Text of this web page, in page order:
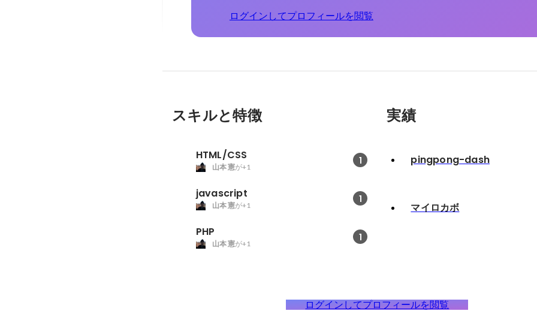
ログインしてプロフィールを閲覧
スキルと特徴
HTML/CSS 1
山本 憲が+1
javascript 1
山本 憲が+1
PHP 1
山本 憲が+1
実績
pingpong-dash
マイロカボ
ログインしてプロフィールを閲覧